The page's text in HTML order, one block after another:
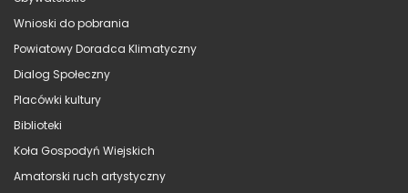
Wnioski do pobrania
Powiatowy Doradca Klimatyczny
Dialog Społeczny
Placówki kultury
Biblioteki
Koła Gospodyń Wiejskich
Amatorski ruch artystyczny